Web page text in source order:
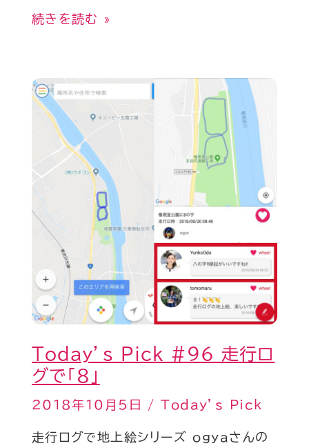
続きを読む »
Today’s Pick #96 走行ロ
グで「8」
2018年10月5日 /Today’s Pick
走行ログで地上絵シリーズ ogyaさんの
Today’s
Pick
#96
行
グ